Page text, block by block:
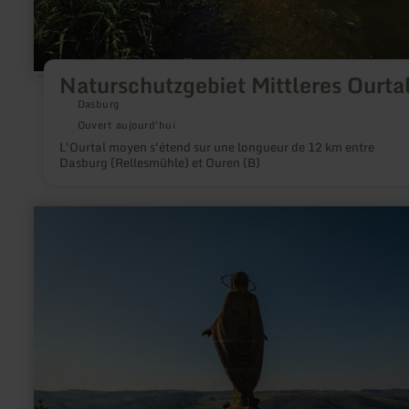
Naturschutzgebiet Mittleres
Dasburg
Ouvert aujourd'hui
L'Ourtal moyen s'étend sur une longueur de 12 km entre
Dasburg (Rellesmühle) et Ouren (B)